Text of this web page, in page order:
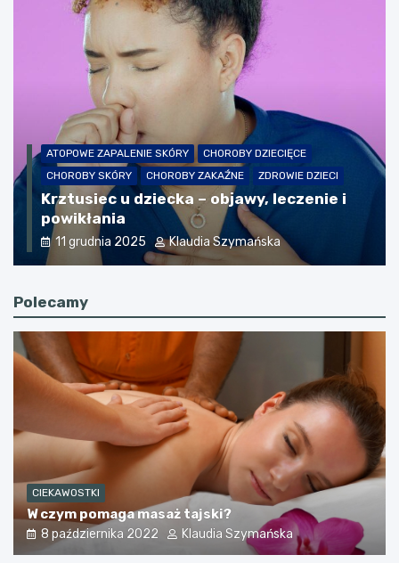
KOSMETYKI KREMY SUPLEMENTACJA
ZDROWIE
ZDROWIE I PIELĘGNACJA SKÓRY
ZDROWIE SKÓRA
Selen a zdrowie skóry: wpływ
suplementacji na cerę
13 grudnia 2025 Klaudia Szymańska
Polecamy
CIEKAWOSTKI
W czym pomaga masaż tajski?
8 października 2022 Klaudia Szymańska